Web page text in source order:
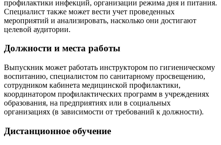
профилактики инфекций, организации режима дня и питания.
Специалист также может вести учет проведенных
мероприятий и анализировать, насколько они достигают
целевой аудитории.
Должности и места работы
Выпускник может работать инструктором по гигиеническому
воспитанию, специалистом по санитарному просвещению,
сотрудником кабинета медицинской профилактики,
координатором профилактических программ в учреждениях
образования, на предприятиях или в социальных
организациях (в зависимости от требований к должности).
Дистанционное обучение